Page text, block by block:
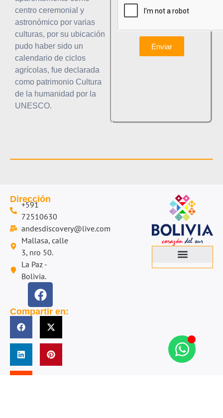
centro ceremonial y
astronómico por varias
culturas, por su ubicación
pudo haber sido un
calendario de ciclos
agrícolas, fue declarada
como patrimonio Cultura
de la humanidad por la
UNESCO.
Enviar
Dirección
+591
72510630
andesdiscovery@live.com
Mallasa, calle
3, nro 50.
La Paz -
Bolivia.
Compartir en: